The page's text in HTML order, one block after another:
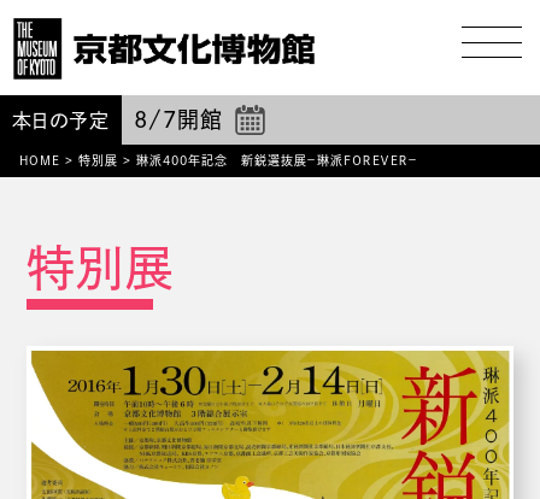
本日の予定 8/7 開館
HOME > 特別展 > 琳派400年記念 新鋭選抜展－琳派ＦＯＲＥＶＥＲ－